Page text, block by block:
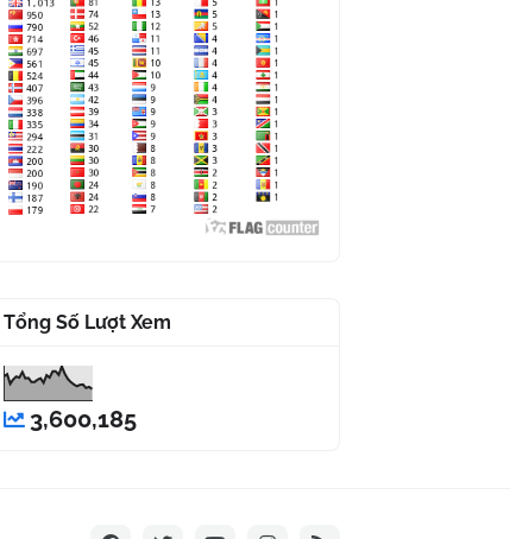
Tổng Số Lượt Xem
3,600,185